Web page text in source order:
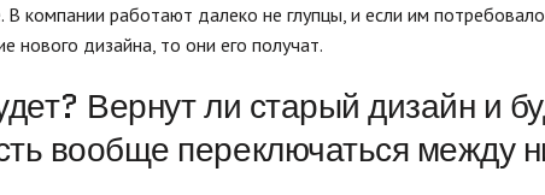
компании работают далеко не глупцы, и если им
нового дизайна, то они его получат.
Вернут ли старый дизайн и
вообще переключаться между